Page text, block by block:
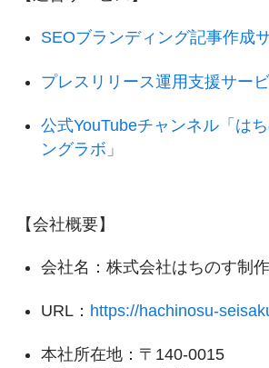
SEOブランディング記事作成
プレスリリース運用支援サー
公式YouTubeチャンネル「は
ングラボ」
【会社概要】
会社名：株式会社はちのす制作
URL： https://hachinosu-
本社所在地：〒140-0015